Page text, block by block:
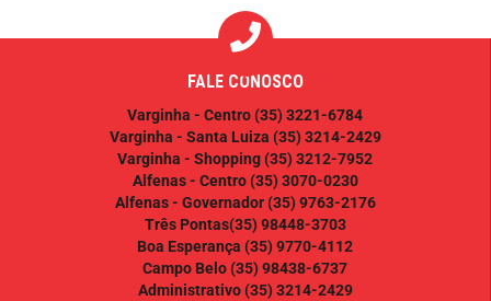
FALE CONOSCO
Varginha - Centro(35) 3221-6784
Varginha - Santa Luiza (35) 3214-2429
Varginha - Shopping(35) 3212-7952
Alfenas - Centro(35) 3070-0230
Alfenas - Governador(35) 9763-2176
Três Pontas(35) 98448-3703
Boa Esperança (35) 9770-4112
Campo Belo(35) 98438-6737
Administrativo(35) 3214-2429